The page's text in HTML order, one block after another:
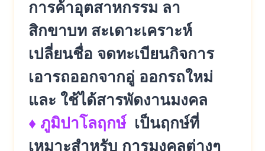
การค้าอุตสาหกรรม ลา
สิกขาบท สะเดาะเคราะห์
เปลี่ยนชื่อ จดทะเบียนกิจการ
เอารถออกจากอู่ ออกรถใหม่
และ ใช้ได้สารพัดงานมงคล
♦ ภูมิปาโลฤกษ์ เป็นฤกษ์ที่
เหมาะสำหรับ การมงคลต่างๆ